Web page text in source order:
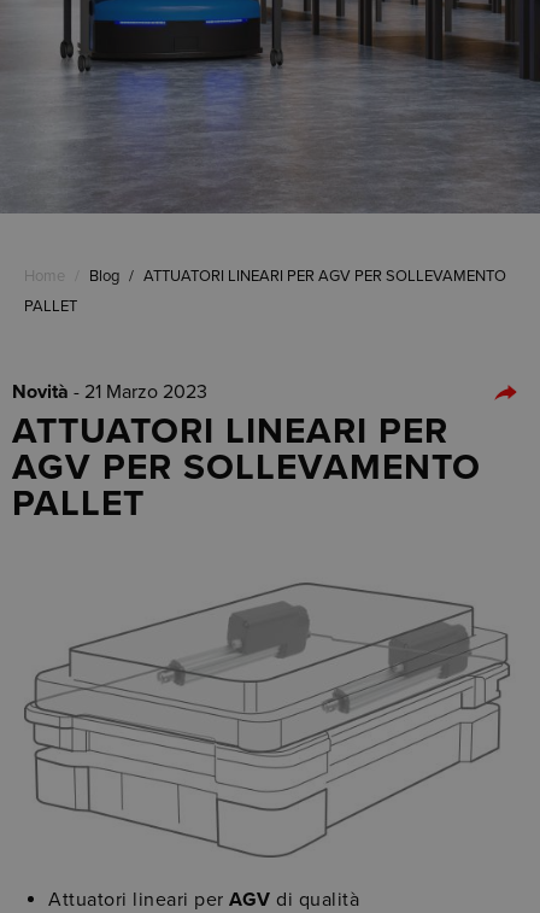
Home Blog / ATTUATORI LINEARI PER AGV PER SOLLEVAMENTO
PALLET
Novità - 21 Marzo 2023
ATTUATORI LINEARI PER
AGV PER SOLLEVAMENTO
PALLET
Attuatori lineari per AGV di qualità